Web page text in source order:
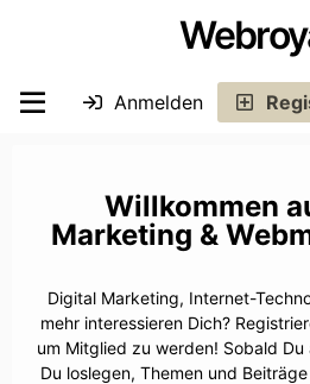
Anmelden
Marketing &
Digital Marketing, Internet-
mehr interessieren Dich?
um Mitglied zu werden! Sobald
Du loslegen, Themen und